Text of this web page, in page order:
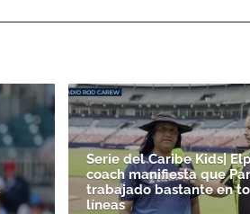
Serie del Caribe Kids|
coach manifiesta que
trabajado bastante en
líneas